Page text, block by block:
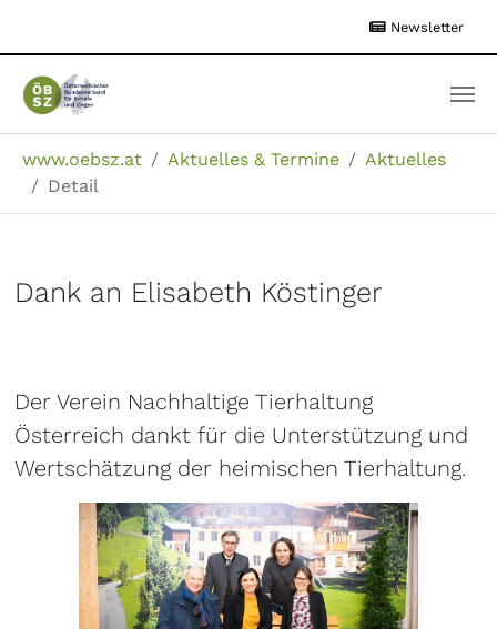
Newsletter
www.oebsz.at Aktuelles & Termine
Aktuelles
Detail
Dank an Elisabeth Köstinger
Der Verein Nachhaltige Tierhaltung
Österreich dankt für die Unterstützung und
Wertschätzung der heimischen Tierhaltung.